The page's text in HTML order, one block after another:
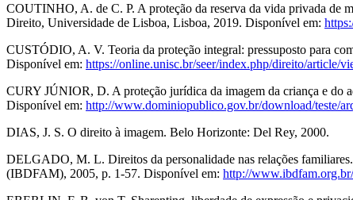
COUTINHO, A. de C. P. A proteção da reserva da vida privada de
Direito, Universidade de Lisboa, Lisboa, 2019. Disponível em:
CUSTÓDIO, A. V. Teoria da proteção integral: pressuposto para
Disponível em: https://online.unisc.br/seer/index.php/direito/article/
CURY JÚNIOR, D. A proteção jurídica da imagem da criança e do
Disponível em: http://www.dominiopublico.gov.br/download/teste/
DIAS, J. S. O direito à imagem. Belo Horizonte: Del Rey, 2000.
DELGADO, M. L. Direitos da personalidade nas relações
(IBDFAM), 2005, p. 1-57. Disponível em: http://